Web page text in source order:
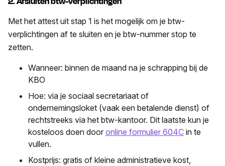
Met het attest uit stap 1 is het mogelijk om je btw-
verplichtingen af te sluiten en je btw-nummer stop te
zetten.
Wanneer: binnen de maand na je schrapping bij de
KBO
Hoe: via je sociaal secretariaat of
ondernemingsloket (vaak een betalende dienst) of
rechtstreeks via het btw-kantoor. Dit laatste kun je
kosteloos doen door online formulier 604C in te
vullen.
Kostprijs: gratis of kleine administratieve kost,